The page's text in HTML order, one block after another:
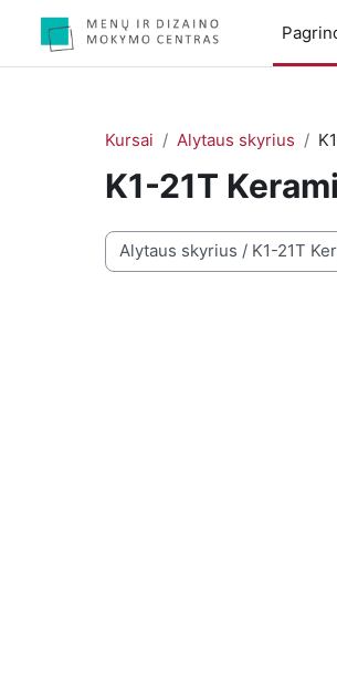
Kursai Alytaus skyrius
K1-21T
Kursų kategorijos